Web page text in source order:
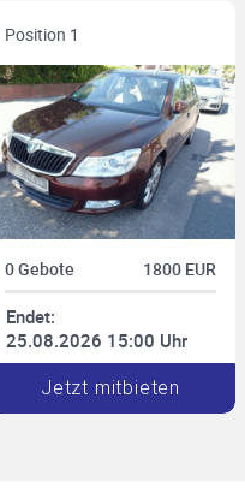
Position 1
0 Gebote 1800 EUR
Endet:
25.08.2026 15:00 Uhr
Jetzt mitbieten